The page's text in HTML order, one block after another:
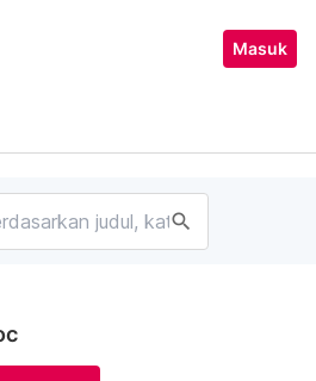
Masuk
search